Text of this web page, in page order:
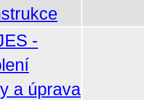
-
a úprava